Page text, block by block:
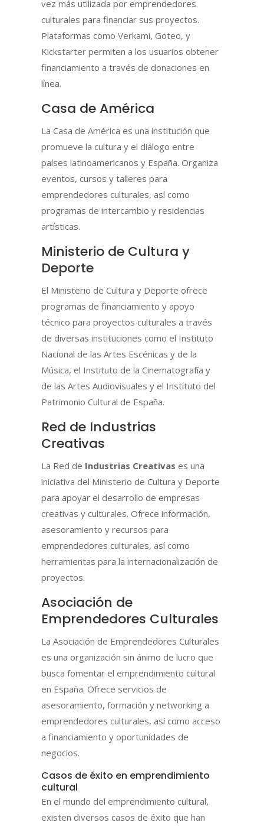
vez más utilizada por emprendedores
culturales para financiar sus proyectos.
Plataformas como Verkami, Goteo, y
Kickstarter permiten a los usuarios obtener
financiamiento a través de donaciones en
línea.
Casa de América
La Casa de América es una institución que
promueve la cultura y el diálogo entre
países latinoamericanos y España. Organiza
eventos, cursos y talleres para
emprendedores culturales, así como
programas de intercambio y residencias
artísticas.
Ministerio de Cultura y
Deporte
El Ministerio de Cultura y Deporte ofrece
programas de financiamiento y apoyo
técnico para proyectos culturales a través
de diversas instituciones como el Instituto
Nacional de las Artes Escénicas y de la
Música, el Instituto de la Cinematografía y
de las Artes Audiovisuales y el Instituto del
Patrimonio Cultural de España.
Red de Industrias
Creativas
La Red de Industrias Creativas es una
iniciativa del Ministerio de Cultura y Deporte
para apoyar el desarrollo de empresas
creativas y culturales. Ofrece información,
asesoramiento y recursos para
emprendedores culturales, así como
herramientas para la internacionalización de
proyectos.
Asociación de
Emprendedores Culturales
La Asociación de Emprendedores Culturales
es una organización sin ánimo de lucro que
busca fomentar el emprendimiento cultural
en España. Ofrece servicios de
asesoramiento, formación y networking a
emprendedores culturales, así como acceso
a financiamiento y oportunidades de
negocios.
Casos de éxito en emprendimiento
cultural
En el mundo del emprendimiento cultural,
existen diversos casos de éxito que han